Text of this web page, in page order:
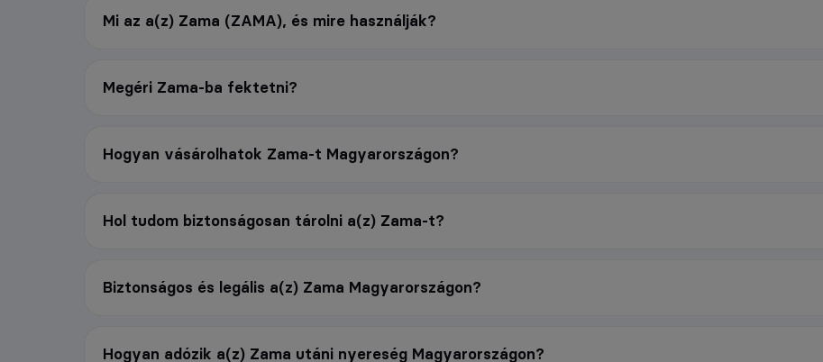
Mi az a(z) Zama (ZAMA), és mire használják?
Megéri Zama-ba fektetni?
Hogyan vásárolhatok Zama-t Magyarországon?
Hol tudom biztonságosan tárolni a(z) Zama-t?
Biztonságos és legális a(z) Zama Magyarországon?
Hogyan adózik a(z) Zama utáni nyereség Magyarországon?